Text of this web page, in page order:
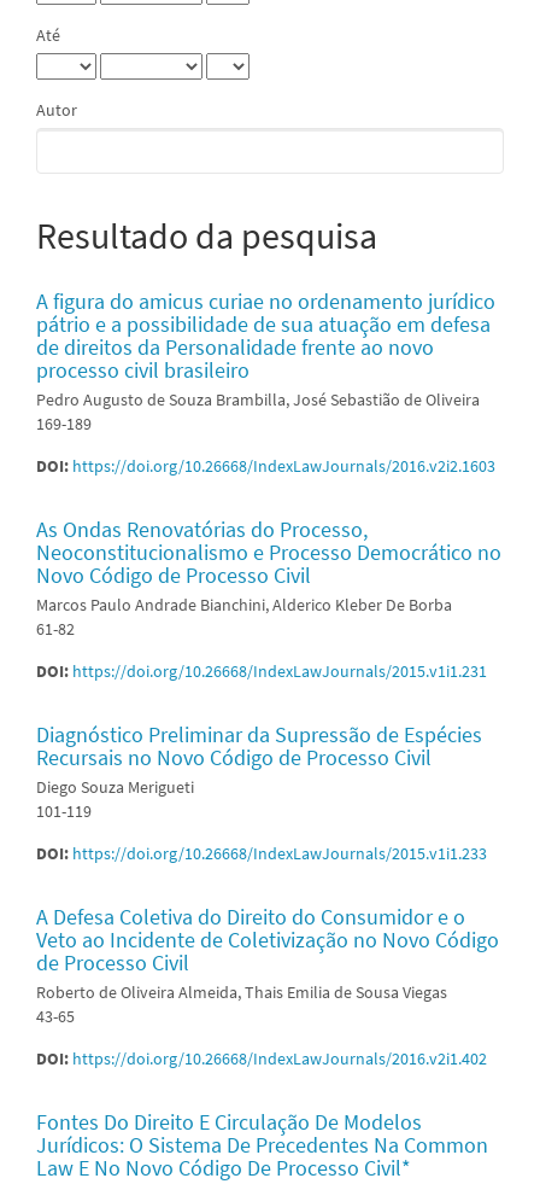
Até
Autor
Resultado da pesquisa
A figura do amicus curiae no ordenamento jurídico
pátrio e a possibilidade de sua atuação em defesa
de direitos da Personalidade frente ao novo
processo civil brasileiro
Pedro Augusto de Souza Brambilla, José Sebastião de Oliveira
169-189
DOI: https://doi.org/10.26668/IndexLawJournals/2016.v2i2.1603
As Ondas Renovatórias do Processo,
Neoconstitucionalismo e Processo Democrático no
Novo Código de Processo Civil
Marcos Paulo Andrade Bianchini, Alderico Kleber De Borba
61-82
DOI: https://doi.org/10.26668/IndexLawJournals/2015.v1i1.231
Diagnóstico Preliminar da Supressão de Espécies
Recursais no Novo Código de Processo Civil
Diego Souza Merigueti
101-119
DOI: https://doi.org/10.26668/IndexLawJournals/2015.v1i1.233
A Defesa Coletiva do Direito do Consumidor e o
Veto ao Incidente de Coletivização no Novo Código
de Processo Civil
Roberto de Oliveira Almeida, Thais Emilia de Sousa Viegas
43-65
DOI: https://doi.org/10.26668/IndexLawJournals/2016.v2i1.402
Fontes Do Direito E Circulação De Modelos
Jurídicos: O Sistema De Precedentes Na Common
Law E No Novo Código De Processo Civil*